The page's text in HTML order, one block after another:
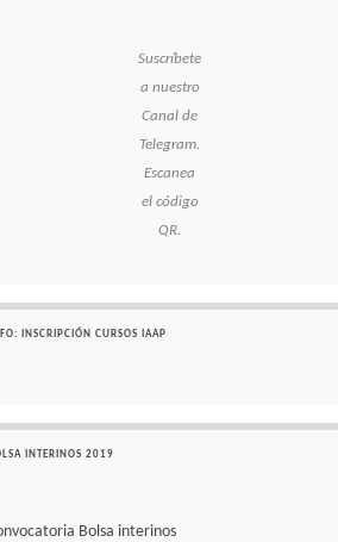
Suscríbete
a nuestro
Canal de
Telegram.
Escanea
el código
QR.
INSCRIPCIÓN CURSOS IAAP
INTERINOS 2019
Bolsa interinos